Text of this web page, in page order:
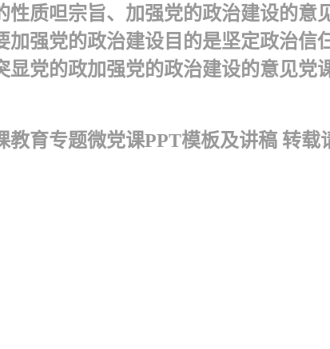
质呾宗旨、加强党的政治建设的
强党的政治建设目的是坚定政治
党的政加强党的政治建设的意见党
育专题微党课PPT模板及讲稿 转载